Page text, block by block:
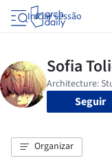
Iniciar sessão
Seguir
Organizar